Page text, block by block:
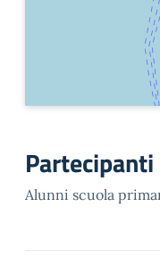
Partecipanti
Alunni scuola